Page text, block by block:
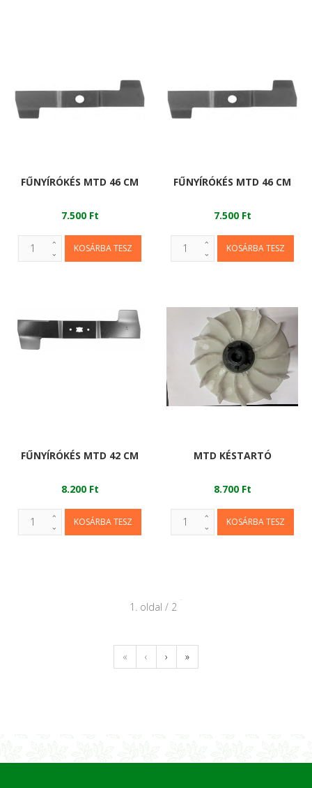
FŰNYÍRÓKÉS MTD 46 CM
7.500 Ft
FŰNYÍRÓKÉS MTD 46 CM
7.500 Ft
FŰNYÍRÓKÉS MTD 42 CM
8.200 Ft
MTD KÉSTARTÓ
8.700 Ft
1. oldal / 2
« ‹ › »